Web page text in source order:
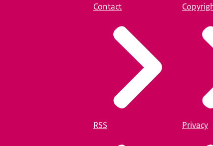
Contact
RSS Privacy